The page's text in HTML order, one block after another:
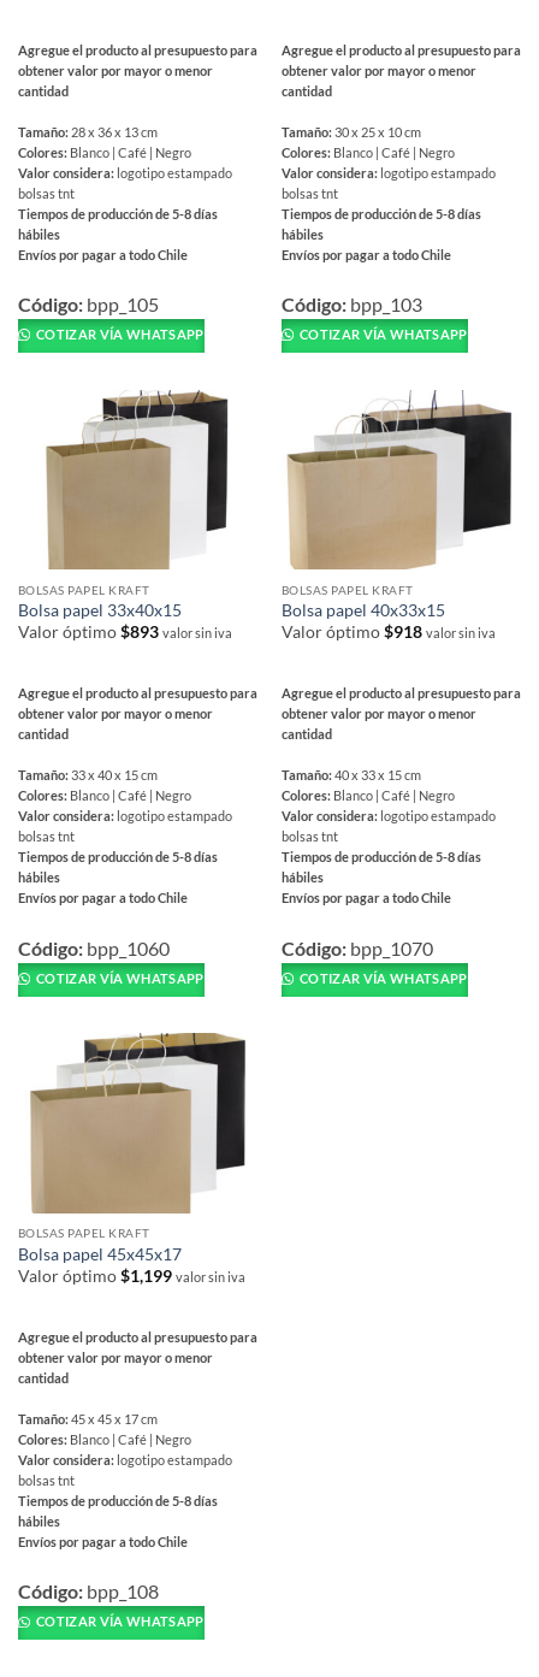
Agregue el producto al presupuesto para
obtener valor por mayor o menor
cantidad
Tamaño: 28 x 36 x 13 cm
Colores: Blanco | Café | Negro
Valor considera: logotipo estampado
bolsas tnt
Tiempos de producción de 5-8 días
hábiles
Envíos por pagar a todo Chile
producto
tiene
múltiples
opciones
de
producto
Código: bpp_105
COTIZAR VÍA WHATSAPP
Agregue el producto al presupuesto para
obtener valor por mayor o menor
cantidad
Tamaño:30 x 25 x 10 cm
Colores: Blanco | Café | Negro
Valor considera: logotipo estampado
bolsas tnt
Tiempos de producción de 5-8 días
hábiles
Envíos por pagar a todo Chile
producto
tiene
múltiples
opciones
se
de
producto
Código: bpp_103
COTIZAR VÍA WHATSAPP
BOLSAS PAPEL KRAFT
Bolsa papel 33x40x15
Valor óptimo$893 valor sin iva
Agregue el producto al presupuesto para
obtener valor por mayor o menor
cantidad
Tamaño:33 x 40 x 15 cm
Colores: Blanco | Café | Negro
Valor considera: logotipo estampado
bolsas tnt
Tiempos de producción de 5-8 días
hábiles
Envíos por pagar a todo Chile
producto
tiene
múltiples
opciones
se
de
producto
Código: bpp_1060
COTIZAR VÍA WHATSAPP
BOLSAS PAPEL KRAFT
Bolsa papel 40x33x15
Valor óptimo$918 valor sin iva
Agregue el producto al presupuesto para
obtener valor por mayor o menor
cantidad
Tamaño:40 x 33 x 15 cm
Colores: Blanco | Café | Negro
Valor considera: logotipo estampado
bolsas tnt
Tiempos de producción de 5-8 días
hábiles
Envíos por pagar a todo Chile
producto
tiene
múltiples
Código: bpp_1070
COTIZAR VÍA WHATSAPP
BOLSAS PAPEL KRAFT
Bolsa papel 45x45x17
Valor óptimo$1,199 valor sin iva
Agregue el producto al presupuesto para
obtener valor por mayor o menor
cantidad
Tamaño:45 x 45 x 17 cm
Colores: Blanco | Café | Negro
Valor considera: logotipo estampado
bolsas tnt
Tiempos de producción de 5-8 días
hábiles
Envíos por pagar a todo Chile
producto
tiene
múltiples
Código: bpp_108
COTIZAR VÍA WHATSAPP